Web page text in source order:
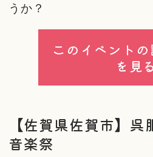
うか？
このイベント
を見る
【佐賀県佐賀市】
音楽祭